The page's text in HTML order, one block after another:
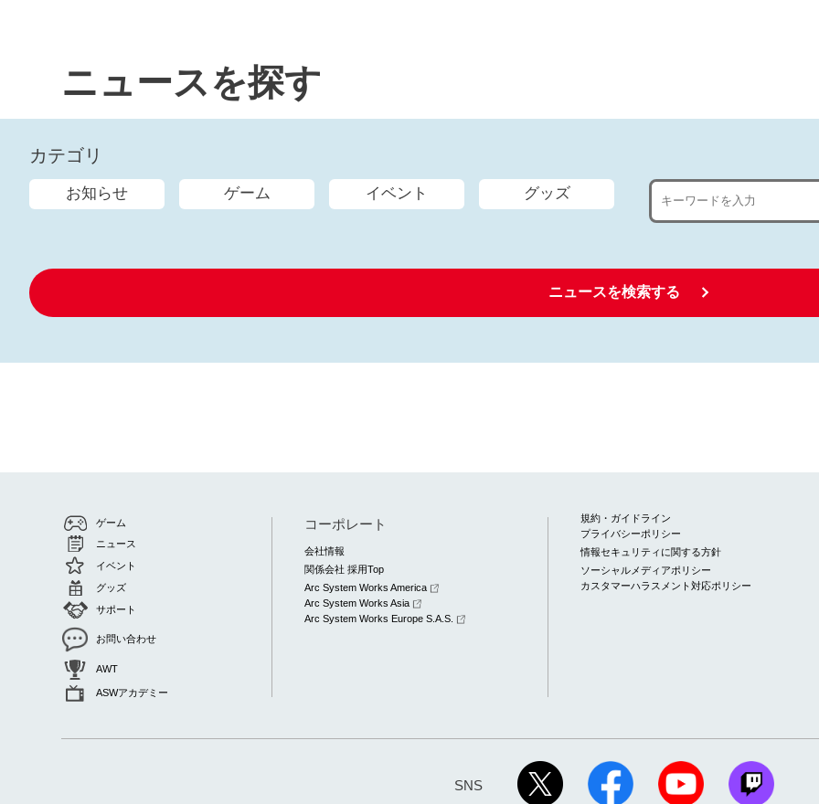
ニュースを探す
カテゴリ
お知らせ ゲーム イベント グッズ
ニュースを検索する
ゲーム
ニュース
イベント
グッズ
サポート
お問い合わせ
AWT
ASWアカデミー
コーポレート
会社情報
関係会社 採用Top
Arc System Works America
Arc System Works Asia
Arc System Works Europe S.A.S.
規約・ガイドライン
プライバシーポリシー
情報セキュリティに関する方針
ソーシャルメディアポリシー
カスタマーハラスメント対応ポリシー
SNS